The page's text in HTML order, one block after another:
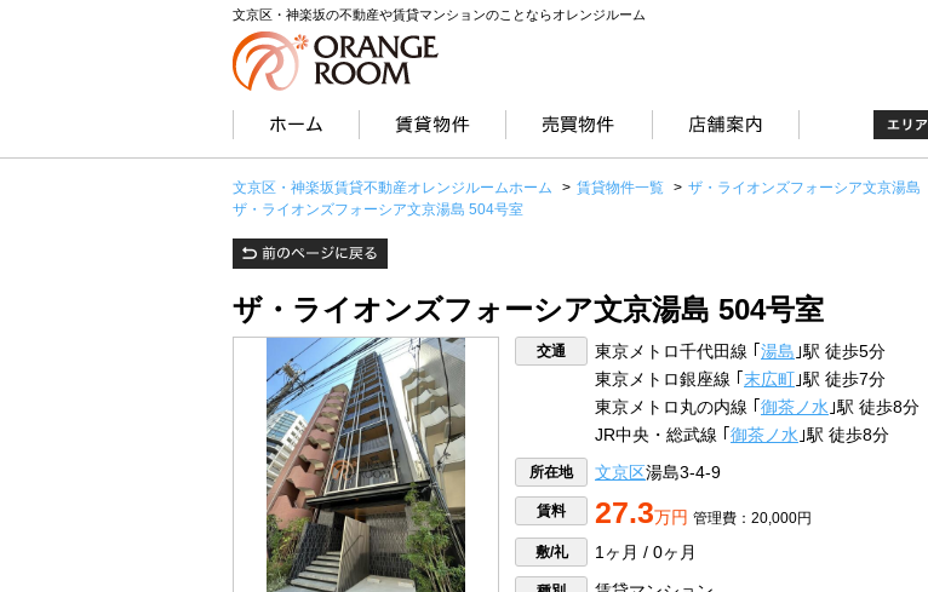
文京区・神楽坂の不動産や賃貸マンションのことならオレンジルーム
文京区・神楽坂賃貸不動産オレンジルームホーム > 賃貸物件一覧 > ザ・ライオンズフォーシア文京湯島
ザ・ライオンズフォーシア文京湯島 504号室
ザ・ライオンズフォーシア文京湯島 504号室
交通 東京メトロ千代田線 ｢ 湯島 ｣駅 徒歩5分
東京メトロ銀座線 ｢ 末広町
｣駅 徒歩7分
東京メトロ丸の内線 ｢ 御茶ノ水 ｣駅 徒歩8分
JR中央・総武線 ｢ 御茶ノ水 ｣駅 徒歩8分
所在地 文京区湯島3-4-9
賃料 27.3万円 管理費：20,000円
敷/礼
1ヶ月 / 0ヶ月